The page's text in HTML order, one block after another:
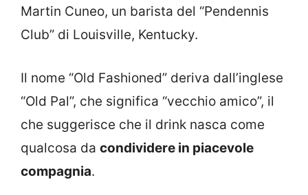
Martin Cuneo, un barista del “Pendennis
Club” di Louisville, Kentucky.
Il nome “Old Fashioned” deriva dall’inglese
“Old Pal”, che significa “vecchio amico”, il
che suggerisce che il drink nasca come
qualcosa da condividere in piacevole
compagnia.